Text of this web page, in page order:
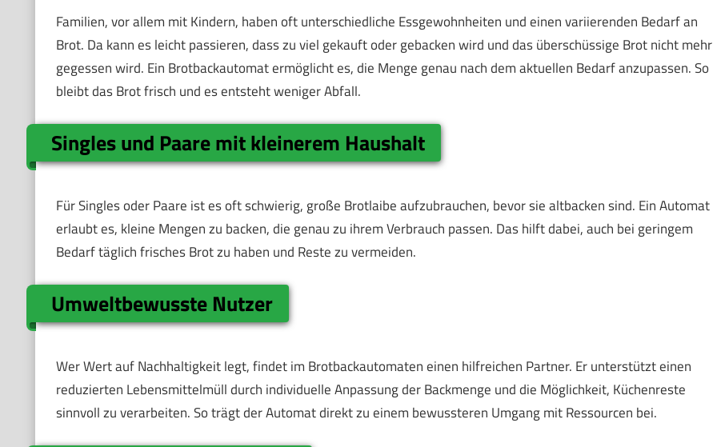
Familien, vor allem mit Kindern, haben oft unterschiedliche Essgewohnheiten und einen variierenden Bedarf an
Brot. Da kann es leicht passieren, dass zu viel gekauft oder gebacken wird und das überschüssige Brot nicht mehr
gegessen wird. Ein Brotbackautomat ermöglicht es, die Menge genau nach dem aktuellen Bedarf anzupassen. So
bleibt das Brot frisch und es entsteht weniger Abfall.
Singles und Paare mit kleinerem Haushalt
Für Singles oder Paare ist es oft schwierig, große Brotlaibe aufzubrauchen, bevor sie altbacken sind. Ein Automat
erlaubt es, kleine Mengen zu backen, die genau zu ihrem Verbrauch passen. Das hilft dabei, auch bei geringem
Bedarf täglich frisches Brot zu haben und Reste zu vermeiden.
Umweltbewusste Nutzer
Wer Wert auf Nachhaltigkeit legt, findet im Brotbackautomaten einen hilfreichen Partner. Er unterstützt einen
reduzierten Lebensmittelmüll durch individuelle Anpassung der Backmenge und die Möglichkeit, Küchenreste
sinnvoll zu verarbeiten. So trägt der Automat direkt zu einem bewussteren Umgang mit Ressourcen bei.